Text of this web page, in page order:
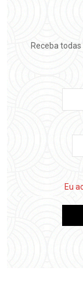
Receba
Eu